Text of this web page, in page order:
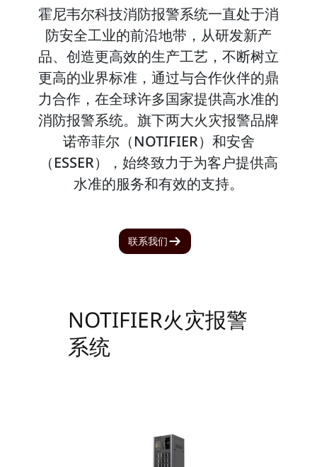
霍尼韦尔科技消防报警系统一直处于消
防安全工业的前沿地带，从研发新产
品、创造更高效的生产工艺，不断树立
更高的业界标准，通过与合作伙伴的鼎
力合作，在全球许多国家提供高水准的
消防报警系统。旗下两大火灾报警品牌
诺帝菲尔（NOTIFIER）和安舍
（ESSER），始终致力于为客户提供高
水准的服务和有效的支持。
联系我们
NOTIFIER火灾报警
系统